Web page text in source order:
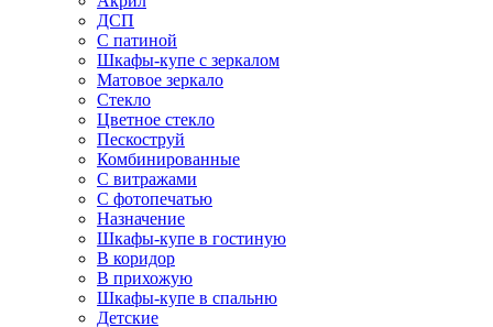
ДСП
С патиной
Шкафы-купе с зеркалом
Матовое зеркало
Стекло
Цветное стекло
Пескоструй
Комбинированные
С витражами
С фотопечатью
Назначение
Шкафы-купе в гостиную
В коридор
В прихожую
Шкафы-купе в спальню
Детские